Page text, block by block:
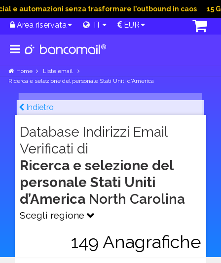
automazioni senza trasformare l’outbound in caos 15
Area riservata IT EUR
Home
Liste email
Ricerca e selezione del personale Stati Uniti d’America
Indietro
Database Indirizzi Email
Verificati di
Ricerca e selezione del
personale Stati Uniti
d’America North Carolina
Scegli regione
149 Anagrafiche